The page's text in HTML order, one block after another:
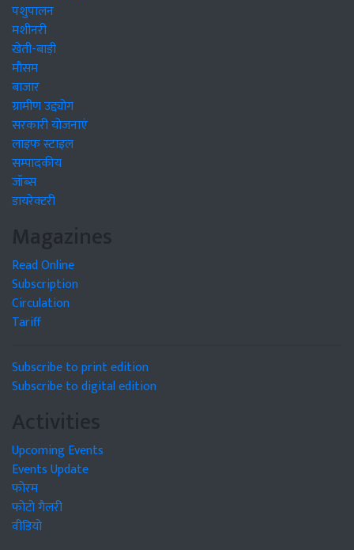
पशुपालन
मशीनरी
खेती-बाड़ी
मौसम
बाजार
ग्रामीण उद्द्योग
सरकारी योजनाएं
लाइफ स्टाइल
सम्पादकीय
जॉब्स
डायरेक्टरी
Magazines
Read Online
Subscription
Circulation
Tariff
Subscribe to print edition
Subscribe to digital edition
Activities
Upcoming Events
Events Update
फोरम
फोटो गैलरी
वीडियो